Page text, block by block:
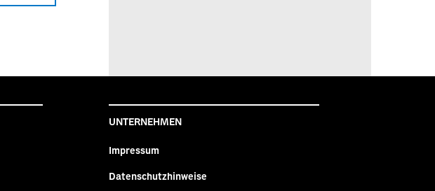
UNTERNEHMEN
Impressum
Datenschutzhinweise